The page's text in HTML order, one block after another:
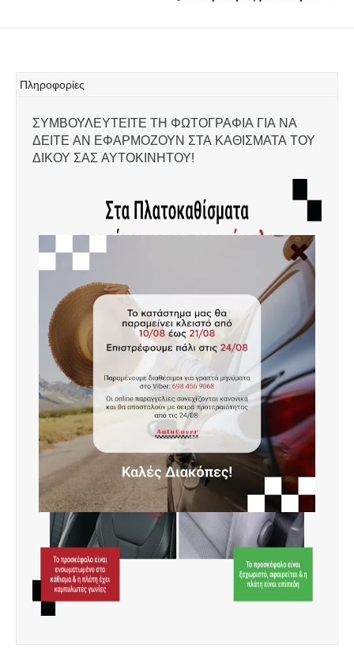
Πληροφορίες
ΣΥΜΒΟΥΛΕΥΤΕΙΤΕ ΤΗ ΦΩΤΟΓΡΑΦΙΑ ΓΙΑ ΝΑ
ΔΕΙΤΕ ΑΝ ΕΦΑΡΜΟΖΟΥΝ ΣΤΑ ΚΑΘΙΣΜΑΤΑ ΤΟΥ
ΔΙΚΟΥ ΣΑΣ ΑΥΤΟΚΙΝΗΤΟΥ!